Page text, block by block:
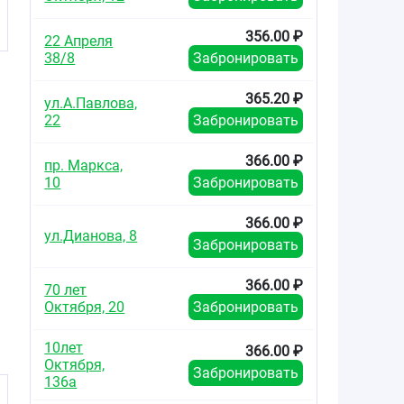
22 Апреля
38/8
356.00 ₽
Забронировать
ул.А.Павлова,
22
365.20 ₽
Забронировать
пр. Маркса,
10
366.00 ₽
Забронировать
ул.Дианова, 8
366.00 ₽
Забронировать
70 лет
Октября, 20
366.00 ₽
Забронировать
10лет
Октября,
136а
366.00 ₽
Забронировать